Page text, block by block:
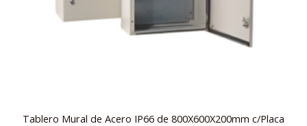
Tablero Mural de Acero IP66 de 800X600X200mm c/Placa